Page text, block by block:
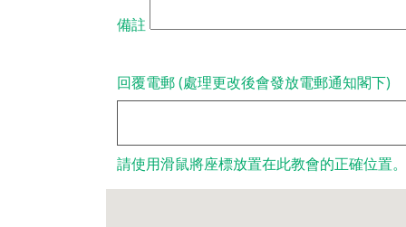
備註
回覆電郵 (處理更改後會發放電郵通知閣下)
請使用滑鼠將座標放置在此教會的正確位置。